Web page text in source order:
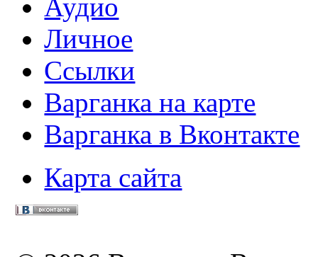
Аудио
Личное
Ссылки
Варганка на карте
Варганка в Вконтакте
Карта сайта